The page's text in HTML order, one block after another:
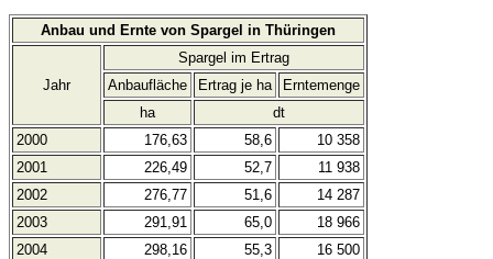
Anbau und Ernte von Spargel in Thüringen
Jahr
Spargel im Ertrag
Anbaufläche
Ertrag je ha
Erntemenge
ha
dt
2000
176,63 58,6
10 358
2001
226,49 52,7
11 938
2002
276,77 51,6
14 287
2003
291,91 65,0
18 966
2004
298,16 55,3
16 500